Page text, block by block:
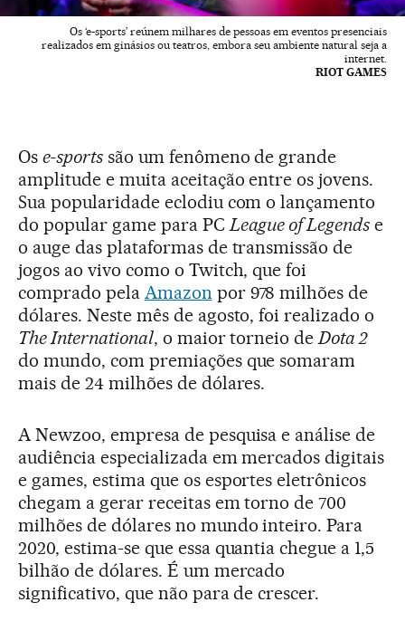
Os ‘e-sports’ reúnem milhares de pessoas em eventos presenciais
realizados em ginásios ou teatros, embora seu ambiente natural seja a
internet.
RIOT GAMES
Os e-sportssão um fenômeno de grande
amplitude e muita aceitação entre os jovens.
Sua popularidade eclodiu com o lançamento
do popular game para PCLeague of Legends e
o auge das plataformas de transmissão de
jogos ao vivo como o Twitch, que foi
comprado pela Amazon por 978 milhões de
dólares. Neste mês de agosto, foi realizado o
The International, o maior torneio deDota 2
do mundo, com premiações que somaram
mais de 24 milhões de dólares.
A Newzoo, empresa de pesquisa e análise de
audiência especializada em mercados digitais
e games, estima que os esportes eletrônicos
chegam a gerar receitas em torno de 700
milhões de dólares no mundo inteiro. Para
2020, estima-se que essa quantia chegue a 1,5
bilhão de dólares. É um mercado
significativo, que não para de crescer.